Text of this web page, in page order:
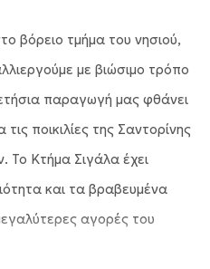
βόρειο τμήμα του νησιού,
με βιώσιμο τρόπο
παραγωγή μας φθάνει
ποικιλίες της Σαντορίνης
Το Κτήμα Σιγάλα έχει
και τα βραβευμένα
αγορές του